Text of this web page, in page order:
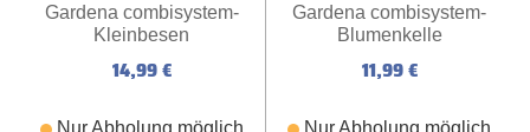
Gardena combisystem-
Kleinbesen
14,99 €
Gardena combisystem-
Blumenkelle
11,99 €
Nur Abholung möglich